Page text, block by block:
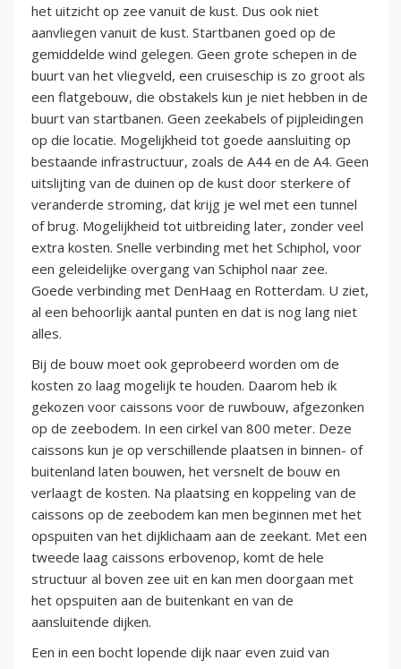
het uitzicht op zee vanuit de kust. Dus ook niet
aanvliegen vanuit de kust. Startbanen goed op de
gemiddelde wind gelegen. Geen grote schepen in de
buurt van het vliegveld, een cruiseschip is zo groot als
een flatgebouw, die obstakels kun je niet hebben in de
buurt van startbanen. Geen zeekabels of pijpleidingen
op die locatie. Mogelijkheid tot goede aansluiting op
bestaande infrastructuur, zoals de A44 en de A4. Geen
uitslijting van de duinen op de kust door sterkere of
veranderde stroming, dat krijg je wel met een tunnel
of brug. Mogelijkheid tot uitbreiding later, zonder veel
extra kosten. Snelle verbinding met het Schiphol, voor
een geleidelijke overgang van Schiphol naar zee.
Goede verbinding met DenHaag en Rotterdam. U ziet,
al een behoorlijk aantal punten en dat is nog lang niet
alles.
Bij de bouw moet ook geprobeerd worden om de
kosten zo laag mogelijk te houden. Daarom heb ik
gekozen voor caissons voor de ruwbouw, afgezonken
op de zeebodem. In een cirkel van 800 meter. Deze
caissons kun je op verschillende plaatsen in binnen- of
buitenland laten bouwen, het versnelt de bouw en
verlaagt de kosten. Na plaatsing en koppeling van de
caissons op de zeebodem kan men beginnen met het
opspuiten van het dijklichaam aan de zeekant. Met een
tweede laag caissons erbovenop, komt de hele
structuur al boven zee uit en kan men doorgaan met
het opspuiten aan de buitenkant en van de
aansluitende dijken.
Een in een bocht lopende dijk naar even zuid van